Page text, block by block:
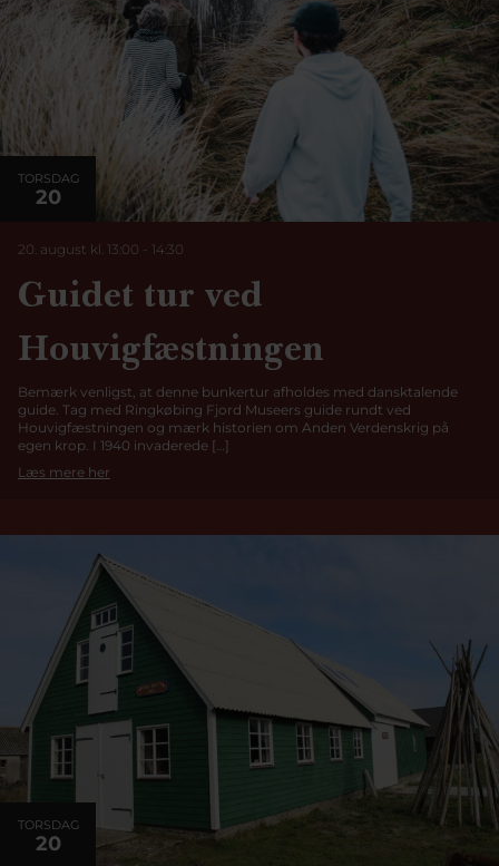
TORSDAG
20
20. august kl. 13:00 - 14:30
Guidet tur ved
Houvigfæstningen
Bemærk venligst, at denne bunkertur afholdes med dansktalende
guide. Tag med Ringkøbing Fjord Museers guide rundt ved
Houvigfæstningen og mærk historien om Anden Verdenskrig på
egen krop. I 1940 invaderede […]
Læs mere her
TORSDAG
20